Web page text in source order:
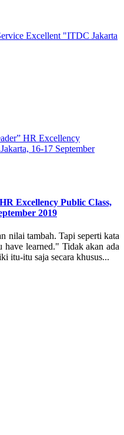
Excellency Public Class,
2019
nilai tambah. Tapi seperti kata
learned." Tidak akan ada
itu-itu saja secara khusus...